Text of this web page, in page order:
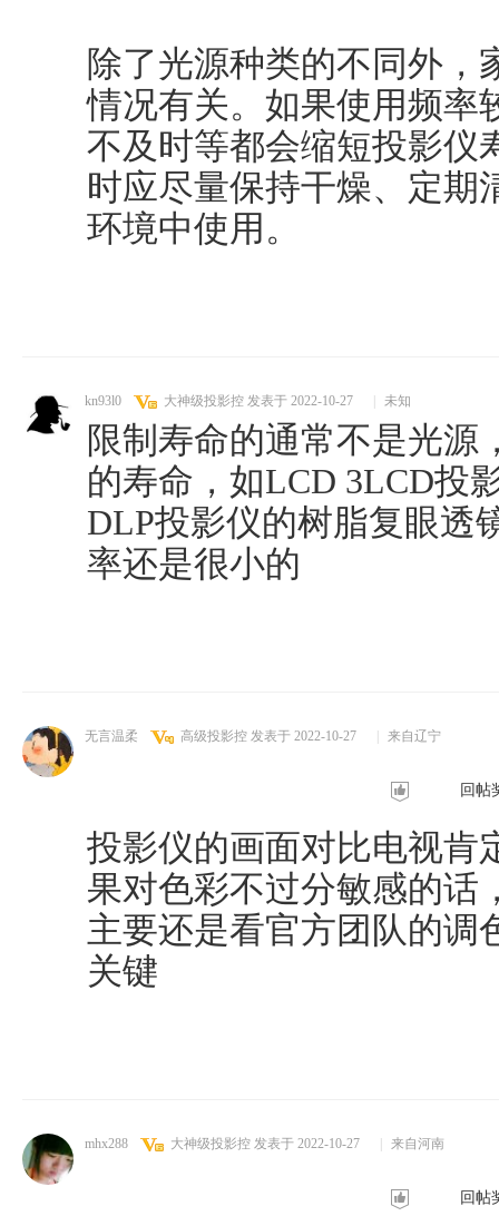
除了光源种类的不同外，
情况有关。如果使用频率
不及时等都会缩短投影仪
时应尽量保持干燥、定期
环境中使用。
kn93l0 大神级投影控 发表于 2022-10-27 未知
限制寿命的通常不是光源
的寿命，如LCD 3LCD投
DLP投影仪的树脂复眼透
率还是很小的
无言温柔 高级投影控 发表于 2022-10-27 来自辽宁
回帖
投影仪的画面对比电视肯
果对色彩不过分敏感的话
主要还是看官方团队的调
关键
mhx288 大神级投影控 发表于 2022-10-27 来自河南
回帖